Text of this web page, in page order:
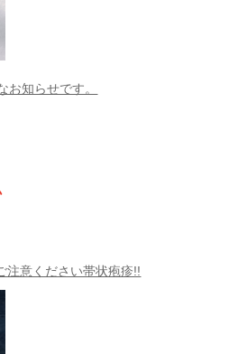
お知らせです。
注意ください帯状疱疹!!